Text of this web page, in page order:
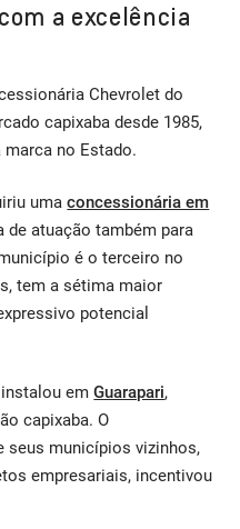
a excelência
Chevrolet do
capixaba desde 1985,
marca no Estado.
umaconcessionária em
de atuação também para
é o terceiro no
tem a sétima maior
potencial
instalou emGuarapari,
capixaba. O
seus municípios vizinhos,
empresariais, incentivou